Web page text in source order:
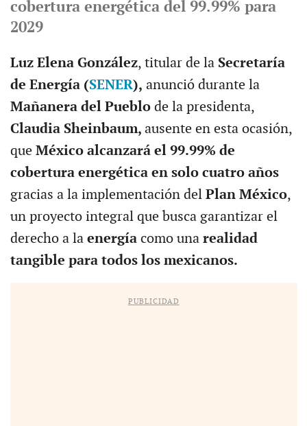
cobertura energética del 99.99% para
2029
Luz Elena González, titular de la Secretaría
de Energía (SENER), anunció durante la
Mañanera del Pueblo de la presidenta,
Claudia Sheinbaum, ausente en esta ocasión,
que México alcanzará el 99.99% de
cobertura energética en solo cuatro años
gracias a la implementación del Plan México,
un proyecto integral que busca garantizar el
derecho a la energía como una realidad
tangible para todos los mexicanos.
PUBLICIDAD